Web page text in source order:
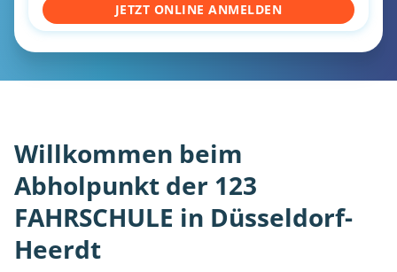
JETZT ONLINE ANMELDEN
Willkommen beim
Abholpunkt der 123
FAHRSCHULE in Düsseldorf-
Heerdt